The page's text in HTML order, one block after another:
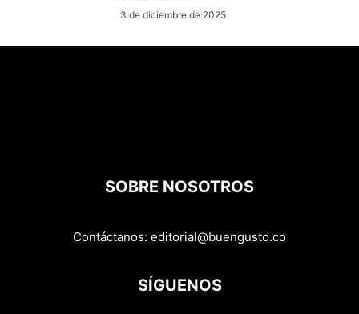
3 de diciembre de 2025
SOBRE NOSOTROS
Contáctanos: editorial@buengusto.co
SÍGUENOS